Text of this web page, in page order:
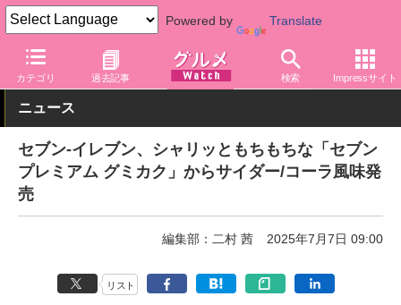
Powered by Translate
カテゴリ 過去記事 検索 Impressサイト
グルメ Watch 店舗 コンビニ セブン-イレブン
ニュース
セブン-イレブン、シャリッともちもちな「セブン
プレミアム グミカク」からサイダー/コーラ風味発
売
編集部：二村 茜 2025年7月7日 09:00
リスト